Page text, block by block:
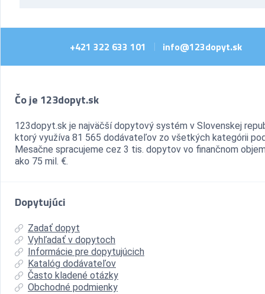
+421 322 633 101 info@123dopyt.sk
Čo je 123dopyt.sk
123dopyt.sk je najväčší dopytový systém v Slovenskej
ktorý využíva 81 565 dodávateľov zo všetkých kategórii
Mesačne spracujeme cez 3 tis. dopytov vo finančnom
ako 75 mil. €.
Dopytujúci
Zadať dopyt
Vyhľadať v dopytoch
Informácie pre dopytujúcich
Katalóg dodávateľov
Často kladené otázky
Obchodné podmienky